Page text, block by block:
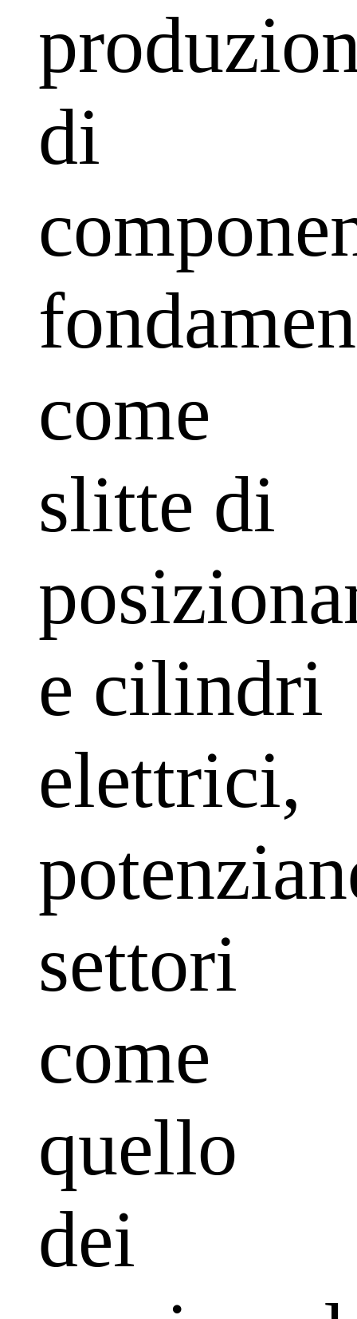
di
come
slitte di
e cilindri
elettrici,
settori
come
quello
dei